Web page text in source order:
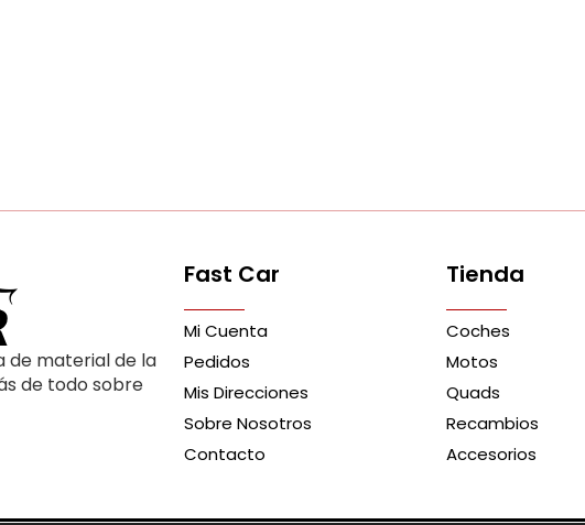
de material de la
de todo sobre
Fast Car
Mi Cuenta
Pedidos
Mis Direcciones
Sobre Nosotros
Contacto
Tienda
Coches
Motos
Quads
Recambios
Accesorios